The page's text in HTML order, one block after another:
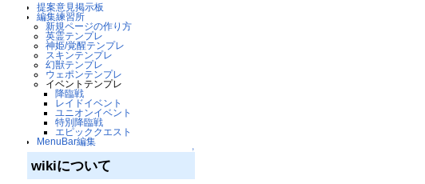
提案意見掲示板
編集練習所
新規ページの作り方
英霊テンプレ
神姫/覚醒テンプレ
スキンテンプレ
幻獣テンプレ
ウェポンテンプレ
イベントテンプレ
降臨戦
レイドイベント
ユニオンイベント
特別降臨戦
エピッククエスト
MenuBar編集
↑
wikiについて